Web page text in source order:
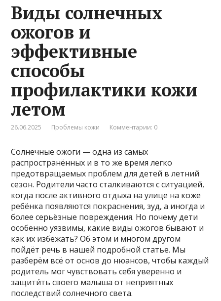
Виды солнечных
ожогов и
эффективные
способы
профилактики кожи
летом
26.06.2025 Проблемы кожи Комментарии: 0
Солнечные ожоги — одна из самых
распространённых и в то же время легко
предотвращаемых проблем для детей в летний
сезон. Родители часто сталкиваются с ситуацией,
когда после активного отдыха на улице на коже
ребёнка появляются покраснения, зуд, а иногда и
более серьёзные повреждения. Но почему дети
особенно уязвимы, какие виды ожогов бывают и
как их избежать? Об этом и многом другом
пойдёт речь в нашей подробной статье. Мы
разберём всё от основ до нюансов, чтобы каждый
родитель мог чувствовать себя уверенно и
защити́ть своего малыша от неприятных
последствий солнечного света.